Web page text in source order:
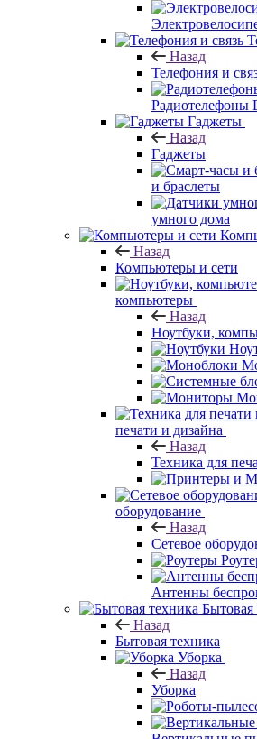
Назад
Телефония и
Радиотелефоны
Гаджеты
Назад
Гаджеты
и браслеты
умного дома
Назад
Компьютеры и сети
компьютеры
Назад
Ноутбуки,
печати и дизайна
Назад
Техника для
оборудование
Назад
Сетевое
Антенны
Бытовая
Назад
Бытовая техника
Уборка
Назад
Уборка